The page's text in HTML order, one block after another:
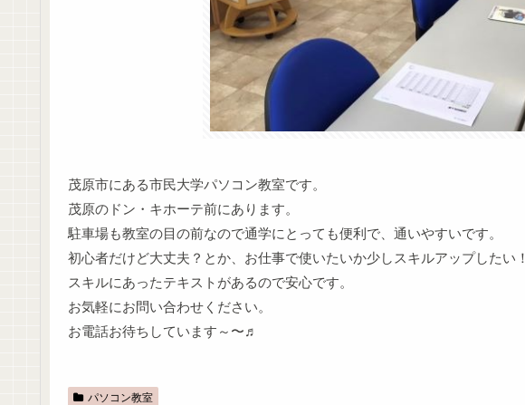
茂原市にある市民大学パソコン教室です。
茂原のドン・キホーテ前にあります。
駐車場も教室の目の前なので通学にとっても便利で、通いやすいです。
初心者だけど大丈夫？とか、お仕事で使いたいか少しスキルアップしたい！
スキルにあったテキストがあるので安心です。
お気軽にお問い合わせください。
お電話お待ちしています～〜♬
パソコン教室